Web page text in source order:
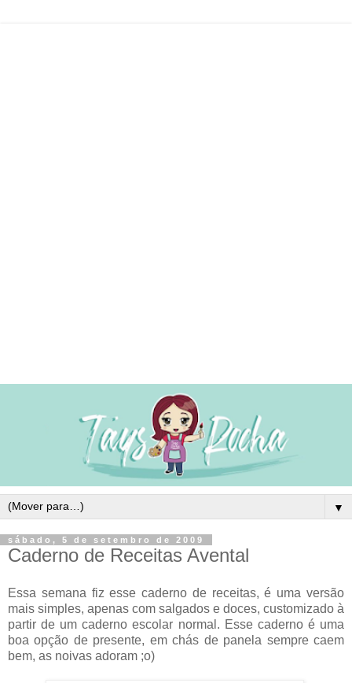
▼
sábado, 5 de setembro de 2009
Caderno de Receitas Avental
Essa semana fiz esse caderno de receitas, é uma versão
mais simples, apenas com salgados e doces, customizado à
partir de um caderno escolar normal. Esse caderno é uma
boa opção de presente, em chás de panela sempre caem
bem, as noivas adoram ;o)